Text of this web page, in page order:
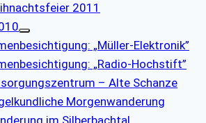
2011
„Müller-Elektronik”
„Radio-Hochstift”
– Alte Schanze
Morgenwanderung